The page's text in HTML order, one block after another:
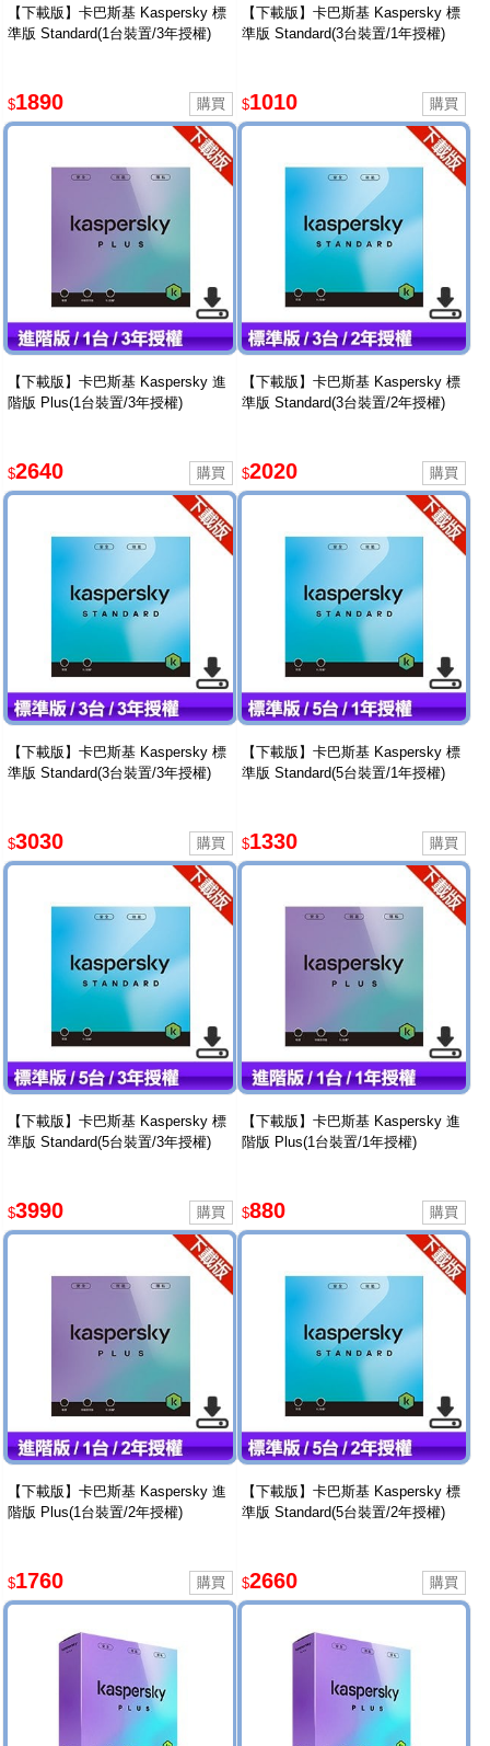
【下載版】卡巴斯基 Kaspersky 標
準版 Standard(1台裝置/3年授權)
$1890
【下載版】卡巴斯基 Kaspersky 標
準版 Standard(3台裝置/1年授權)
$1010
【下載版】卡巴斯基 Kaspersky 進
階版 Plus(1台裝置/3年授權)
$2640
【下載版】卡巴斯基 Kaspersky 標
準版 Standard(3台裝置/2年授權)
$2020
【下載版】卡巴斯基 Kaspersky 標
準版 Standard(3台裝置/3年授權)
$3030
【下載版】卡巴斯基 Kaspersky 標
準版 Standard(5台裝置/1年授權)
$1330
【下載版】卡巴斯基 Kaspersky 標
準版 Standard(5台裝置/3年授權)
$3990
【下載版】卡巴斯基 Kaspersky 進
階版 Plus(1台裝置/1年授權)
$880
【下載版】卡巴斯基 Kaspersky 進
階版 Plus(1台裝置/2年授權)
$1760
【下載版】卡巴斯基 Kaspersky 標
準版 Standard(5台裝置/2年授權)
$2660